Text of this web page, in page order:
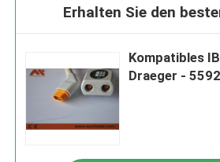
Erhalten Sie den
Kompatibles
Draeger -